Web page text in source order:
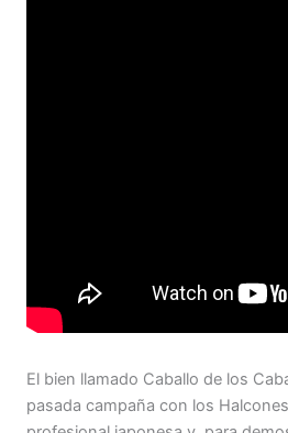
El bien llamado Caballo de los
pasada campaña con los